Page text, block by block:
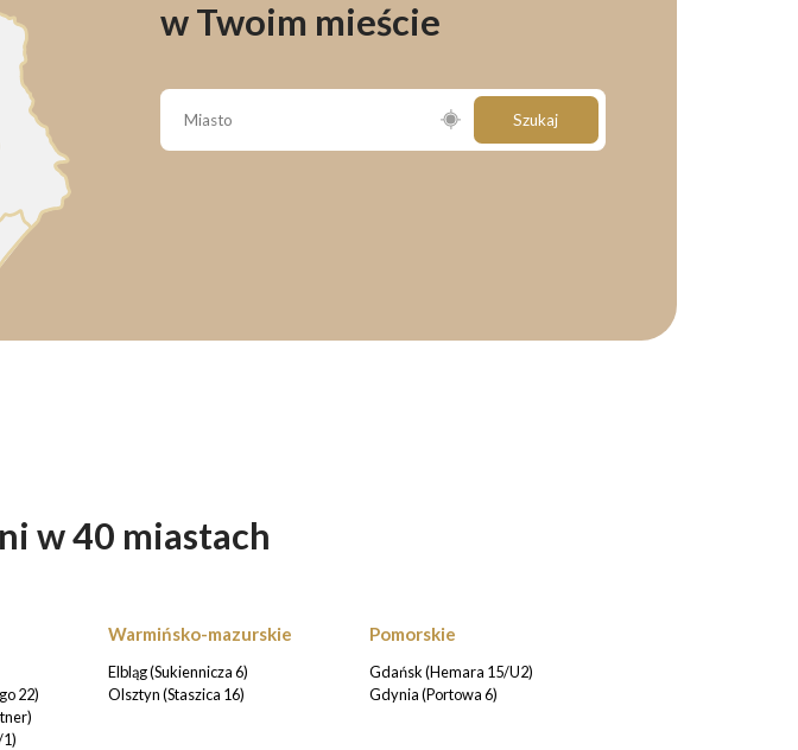
w Twoim mieście
Szukaj
w 40 miastach
22)
Warmińsko-mazurskie
Elbląg (Sukiennicza 6)
Olsztyn (Staszica 16)
Pomorskie
Gdańsk (Hemara 15/U2)
Gdynia (Portowa 6)